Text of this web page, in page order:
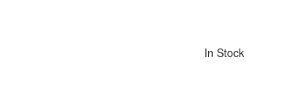
In Stock